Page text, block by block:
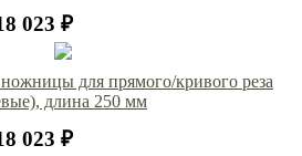
023 ₽
для прямого/кривого реза
длина 250 мм
023 ₽